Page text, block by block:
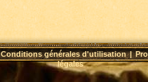
Conditions générales d'utilisation|
légales